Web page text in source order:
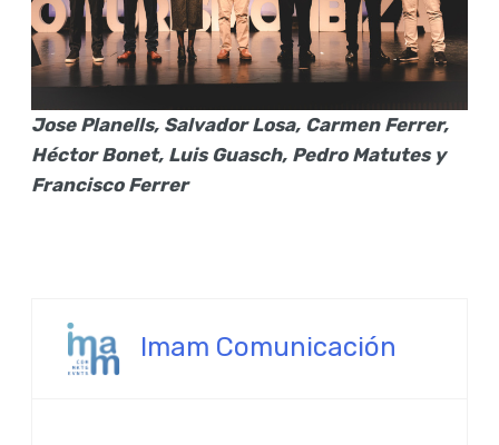
Jose Planells, Salvador Losa, Carmen Ferrer,
Héctor Bonet, Luis Guasch, Pedro Matutes y
Francisco Ferrer
Imam Comunicación